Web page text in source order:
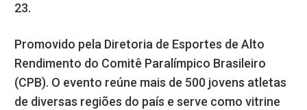
23.
Promovido pela Diretoria de Esportes de Alto
Rendimento do Comitê Paralímpico Brasileiro
(CPB). O evento reúne mais de 500 jovens atletas
de diversas regiões do país e serve como vitrine